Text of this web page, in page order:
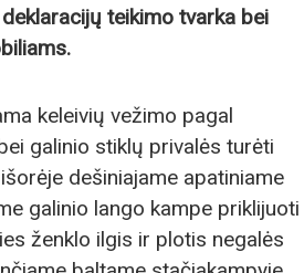
teikimo tvarka bei
keleivių vežimo pagal
galinio stiklų privalės turėti
dešiniajame apatiniame
galinio lango kampe priklijuoti
ženklo ilgis ir plotis negalės